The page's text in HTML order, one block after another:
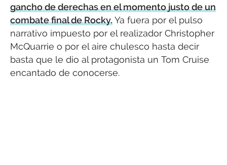
gancho de derechas en el momento justo de un
combate final de Rocky.Ya fuera por el pulso
narrativo impuesto por el realizador Christopher
McQuarrie o por el aire chulesco hasta decir
basta que le dio al protagonista un Tom Cruise
encantado de conocerse.